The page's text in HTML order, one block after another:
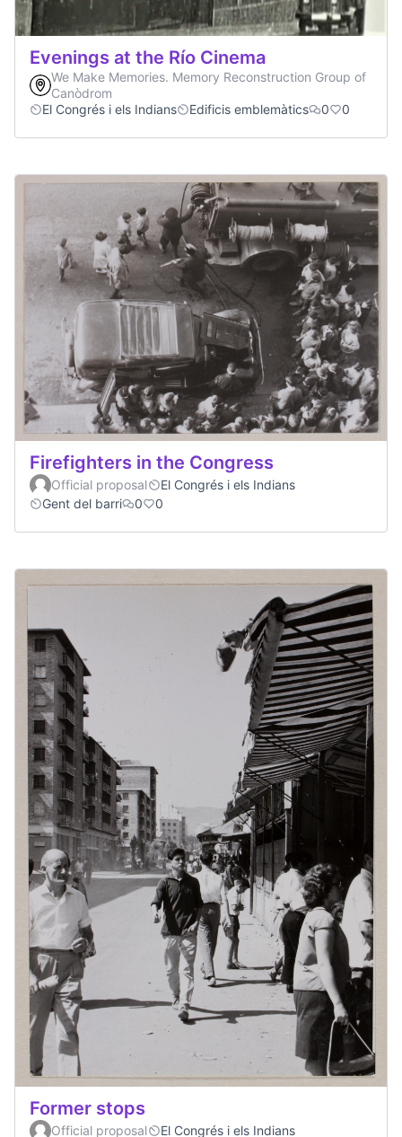
Evenings at the Río Cinema
We Make Memories. Memory Reconstruction Group of
Canòdrom
El Congrés i els Indians
Edificis emblemàtics 0 0
Firefighters in the Congress
Official proposal
El Congrés i els Indians
Gent del barri
0 0
Former stops
Official proposal El Congrés i els Indians